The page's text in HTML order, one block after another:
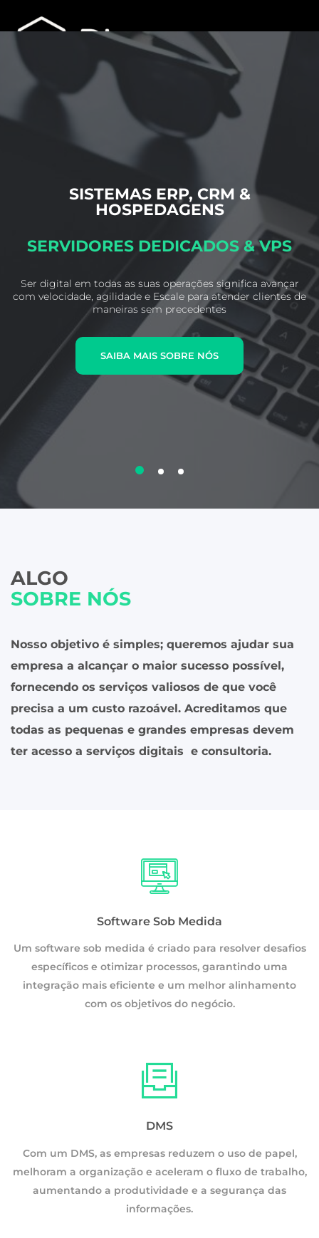
SISTEMAS ERP, CRM &
HOSPEDAGENS
SERVIDORES DEDICADOS & VPS
Ser digital em todas as suas operações significa avançar
com velocidade, agilidade e Escale para atender clientes de
maneiras sem precedentes
SAIBA MAIS SOBRE NÓS
ALGO
SOBRE NÓS
Nosso objetivo é simples; queremos ajudar sua
empresa a alcançar o maior sucesso possível,
fornecendo os serviços valiosos de que você
precisa a um custo razoável. Acreditamos que
todas as pequenas e grandes empresas devem
ter acesso a serviços digitais e consultoria.
Software Sob Medida
Um software sob medida é criado para resolver desafios
específicos e otimizar processos, garantindo uma
integração mais eficiente e um melhor alinhamento
com os objetivos do negócio.
DMS
Com um DMS, as empresas reduzem o uso de papel,
melhoram a organização e aceleram o fluxo de trabalho,
aumentando a produtividade e a segurança das
informações.